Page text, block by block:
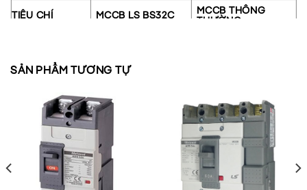
TIÊU CHÍ MCCB LS BS32C MCCB THÔNG
THƯỜNG
Thiết kế vỏ bọc Có vỏ bảo vệ
Tuổi thọ sử dụng
Trên 10.000 lần
đóng/cắt
5.000-8.000 lần
Chỉ thị trạng thái
Đơn giản
Độ tin cậy
Rất cao Trung bình
SẢN PHẨM TƯƠNG TỰ